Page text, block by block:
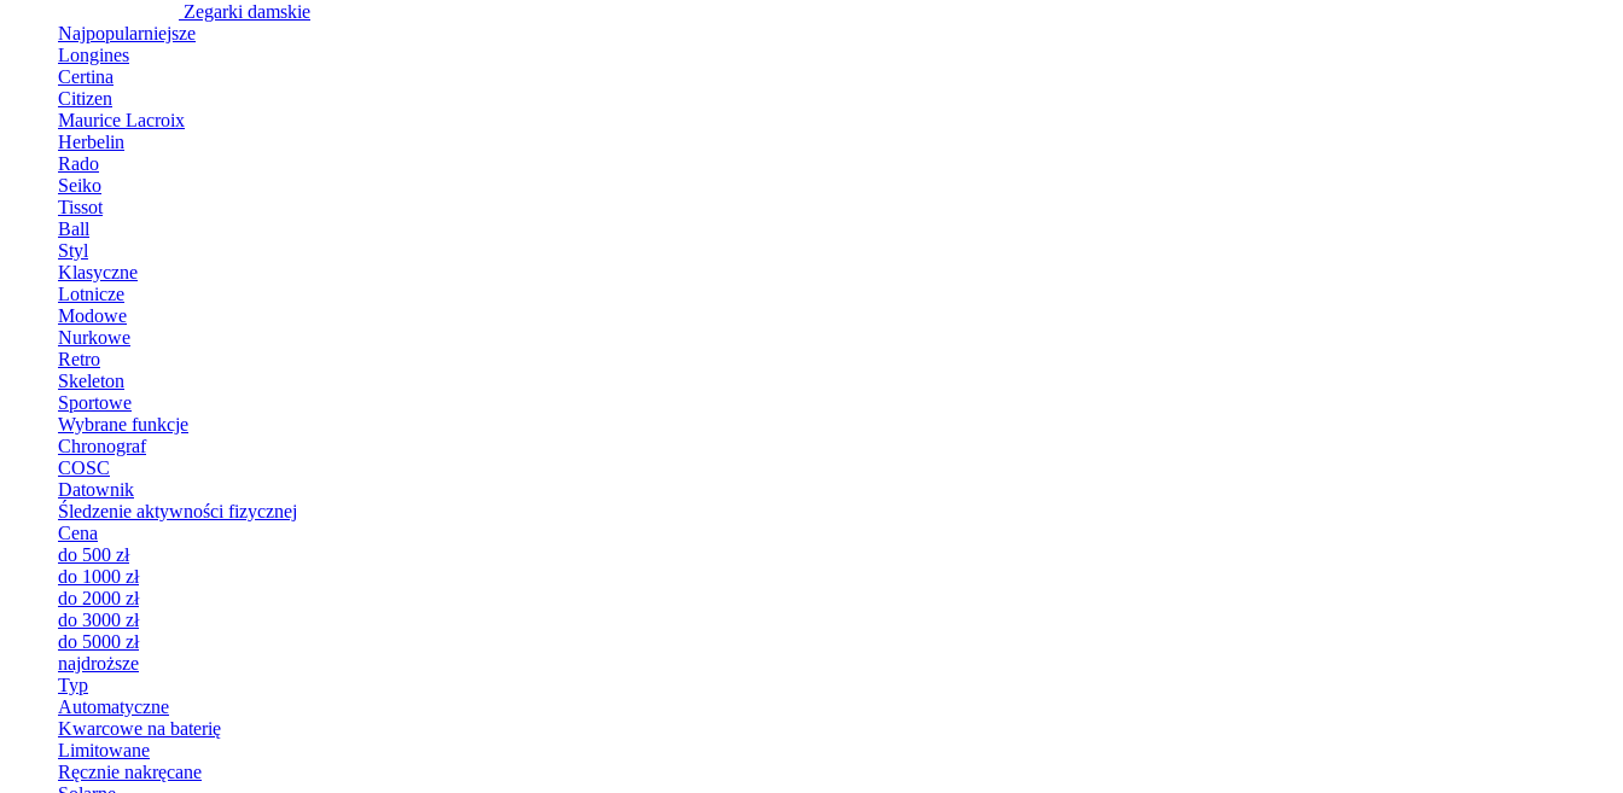
Zegarki damskie
Najpopularniejsze
Longines
Certina
Citizen
Maurice Lacroix
Herbelin
Rado
Seiko
Tissot
Ball
Styl
Klasyczne
Lotnicze
Modowe
Nurkowe
Retro
Skeleton
Sportowe
Wybrane funkcje
Chronograf
COSC
Datownik
Śledzenie aktywności fizycznej
Cena
do 500 zł
do 1000 zł
do 2000 zł
do 3000 zł
do 5000 zł
najdroższe
Typ
Automatyczne
Kwarcowe na baterię
Limitowane
Ręcznie nakręcane